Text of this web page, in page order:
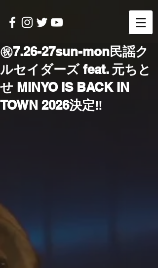
㊗️7.26-27sun-mon民謡ク
ルセイダーズ feat. 元ちと
せ MINYO IS BACK IN
TOWN 2026決定‼️